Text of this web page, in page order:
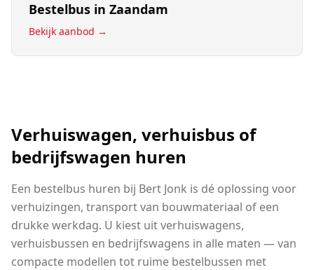
Bestelbus in Zaandam
Bekijk aanbod →
Verhuiswagen, verhuisbus of
bedrijfswagen huren
Een bestelbus huren bij Bert Jonk is dé oplossing voor
verhuizingen, transport van bouwmateriaal of een
drukke werkdag. U kiest uit verhuiswagens,
verhuisbussen en bedrijfswagens in alle maten — van
compacte modellen tot ruime bestelbussen met